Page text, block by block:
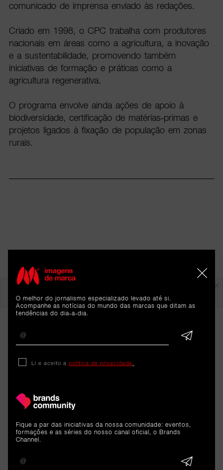
comunicado de imprensa enviado às redações.
Criado em 1998, o CPC trabalha com produtores
nacionais em áreas como a agricultura, a inovação
e a sustentabilidade, promovendo também
iniciativas de formação e práticas como a
agricultura regenerativa.
O programa envolve ainda ações de apoio à
biodiversidade, certificação de matérias-primas e
projetos ligados à fixação de população em zonas
rurais.
ARTIGOS
RELACIONADOS
Análise
O melhor do jornalismo especializado levado até si.
Acompanhe as notícias do mundo das marcas que ditam as
tendências do dia-a-dia.
Li e aceito a política de privacidade
Fique a par das iniciativas da nossa comunidade: eventos,
formações e as séries do nosso canal oficial, o Brands
Channel.